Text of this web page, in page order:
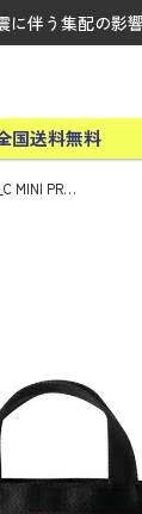
に伴う集配の影
国送料無料
MINI PR…